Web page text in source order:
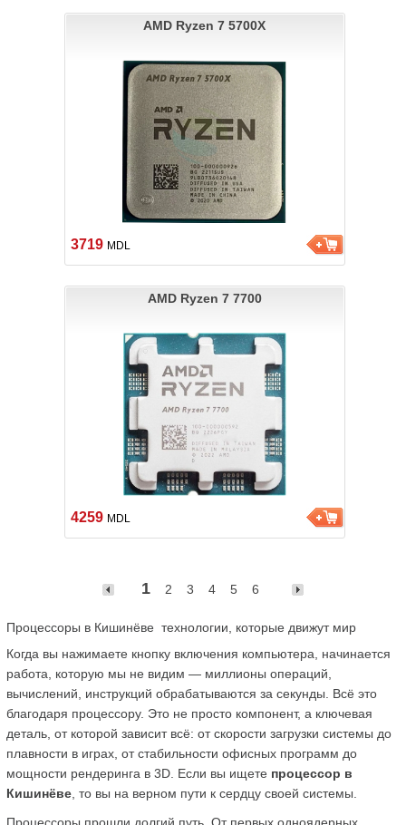
AMD Ryzen 7 5700X
3719 MDL
AMD Ryzen 7 7700
4259 MDL
1 2 3 4 5 6
Процессоры в Кишинёве  технологии, которые движут мир
Когда вы нажимаете кнопку включения компьютера, начинается
работа, которую мы не видим — миллионы операций,
вычислений, инструкций обрабатываются за секунды. Всё это
благодаря процессору. Это не просто компонент, а ключевая
деталь, от которой зависит всё: от скорости загрузки системы до
плавности в играх, от стабильности офисных программ до
мощности рендеринга в 3D. Если вы ищете процессор в
Кишинёве , то вы на верном пути к сердцу своей системы.